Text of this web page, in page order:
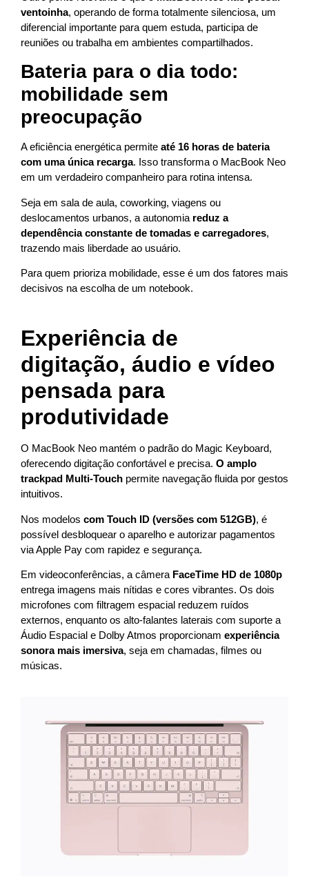
ventoinha, operando de forma totalmente silenciosa, um
diferencial importante para quem estuda, participa de
reuniões ou trabalha em ambientes compartilhados.
Bateria para o dia todo:
mobilidade sem
preocupação
A eficiência energética permite até 16 horas de bateria
com uma única recarga. Isso transforma o MacBook Neo
em um verdadeiro companheiro para rotina intensa.
Seja em sala de aula, coworking, viagens ou
deslocamentos urbanos, a autonomia reduz a
dependência constante de tomadas e carregadores,
trazendo mais liberdade ao usuário.
Para quem prioriza mobilidade, esse é um dos fatores mais
decisivos na escolha de um notebook.
Experiência de
digitação, áudio e vídeo
pensada para
produtividade
O MacBook Neo mantém o padrão do Magic Keyboard,
oferecendo digitação confortável e precisa. O amplo
trackpad Multi-Touch permite navegação fluida por gestos
intuitivos.
Nos modelos com Touch ID (versões com 512GB), é
possível desbloquear o aparelho e autorizar pagamentos
via Apple Pay com rapidez e segurança.
Em videoconferências, a câmera FaceTime HD de 1080p
entrega imagens mais nítidas e cores vibrantes. Os dois
microfones com filtragem espacial reduzem ruídos
externos, enquanto os alto-falantes laterais com suporte a
Áudio Espacial e Dolby Atmos proporcionam experiência
sonora mais imersiva, seja em chamadas, filmes ou
músicas.